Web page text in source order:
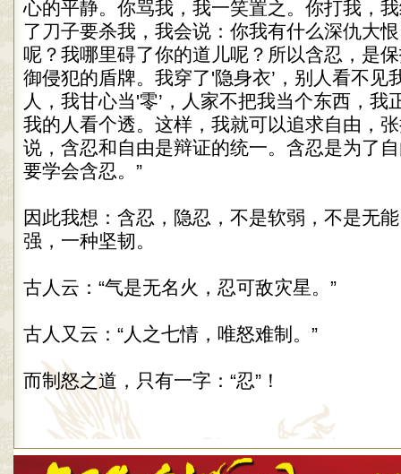
心的平静。你骂我，我一笑置之。你打我，
了刀子要杀我，我会说：你我有什么深仇大
呢？我哪里碍了你的道儿呢？所以含忍，是
御侵犯的盾牌。我穿了'隐身衣’，别人看不见
人，我甘心当'零’，人家不把我当个东西，我
我的人看个透。这样，我就可以追求自由，
说，含忍和自由是辩证的统一。含忍是为了
要学会含忍。”
因此我想：含忍，隐忍，不是软弱，不是无
强，一种坚韧。
古人云：“气是无名火，忍可敌灾星。”
古人又云：“人之七情，唯怒难制。”
而制怒之道，只有一字：“忍”！